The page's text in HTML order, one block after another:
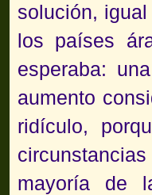
solución,
los países
esperaba:
aumento
ridículo,
mayoría de